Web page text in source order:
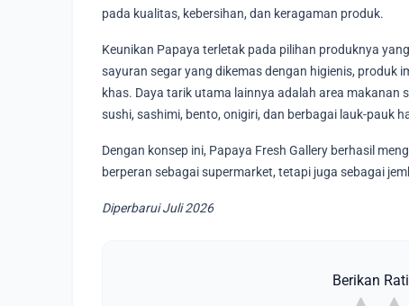
pada kualitas, kebersihan, dan keragaman produk.
Keunikan Papaya terletak pada pilihan produknya
sayuran segar yang dikemas dengan higienis, produk
khas. Daya tarik utama lainnya adalah area
sushi, sashimi, bento, onigiri, dan berbagai lauk-pauk
Dengan konsep ini, Papaya Fresh Gallery berhasil
berperan sebagai supermarket, tetapi juga sebagai
Diperbarui Juli 2026
Berikan